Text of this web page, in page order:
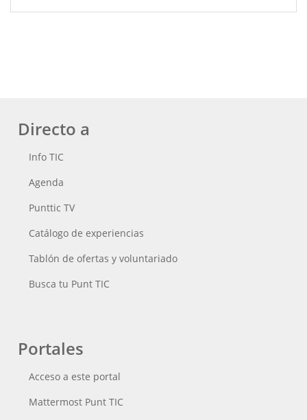
Directo a
Info TIC
Agenda
Punttic TV
Catálogo de experiencias
Tablón de ofertas y voluntariado
Busca tu Punt TIC
Portales
Acceso a este portal
Mattermost Punt TIC